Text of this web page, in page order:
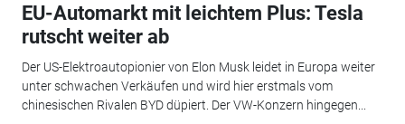
EU-Automarkt mit leichtem Plus: Tesla
rutscht weiter ab
Der US-Elektroautopionier von Elon Musk leidet in Europa weiter
unter schwachen Verkäufen und wird hier erstmals vom
chinesischen Rivalen BYD düpiert. Der VW-Konzern hingegen...